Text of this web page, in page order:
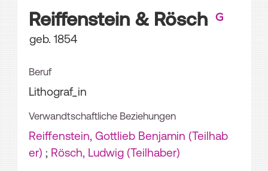
Reiffenstein & Rösch
geb. 1854
Beruf
Lithograf_in
Verwandtschaftliche Beziehungen
Reiffenstein, Gottlieb Benjamin (Teilhab
er) ; Rösch, Ludwig (Teilhaber)